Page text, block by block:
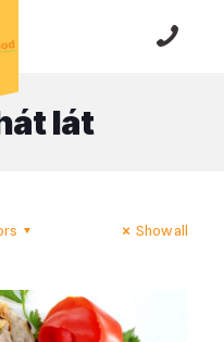
lát
Show all